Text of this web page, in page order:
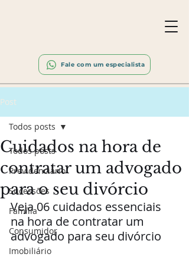
Fale com um especialista
Post
Todos posts
Previdenciário
Sucessões
Família
Consumidor
Imobiliário
Todos posts
Cuidados na hora de
contratar um advogado
para o seu divórcio
Veja 06 cuidados essenciais
na hora de contratar um
advogado para seu divórcio